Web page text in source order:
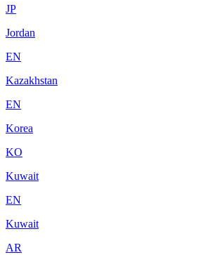
JP
Jordan
EN
Kazakhstan
EN
Korea
KO
Kuwait
EN
Kuwait
AR